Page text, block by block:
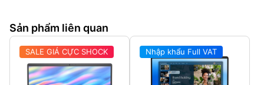
Sản phẩm liên quan
SALE GIÁ CỰC SHOCK Nhập khẩu Full VAT